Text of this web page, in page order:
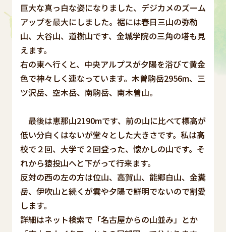
巨大な真っ白な姿になりました、デジカメのズーム
アップを最大にしました。裾には春日三山の弥勒
山、大谷山、道樹山です、金城学院の三角の塔も見
えます。
右の東へ行くと、中央アルプスが夕陽を浴びて黄金
色で神々しく連なっています。木曽駒岳2956m、三
ツ沢岳、空木岳、南駒岳、南木曽山。
最後は恵那山2190mです、前の山に比べて標高が
低い分白くはないが堂々とした大きさです。私は高
校で２回、大学で２回登った、懐かしの山です。そ
れから猿投山へと下がって行来ます。
反対の西の左の方は位山、高賀山、能郷白山、金糞
岳、伊吹山と続くが雲や夕陽で鮮明でないので割愛
します。
詳細はネット検索で「名古屋からの山並み」とか